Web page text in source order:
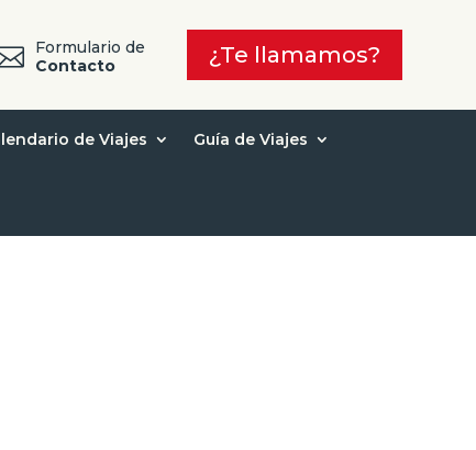
Formulario de
Contacto
¿Te llamamos?
de Viajes Guía de Viajes